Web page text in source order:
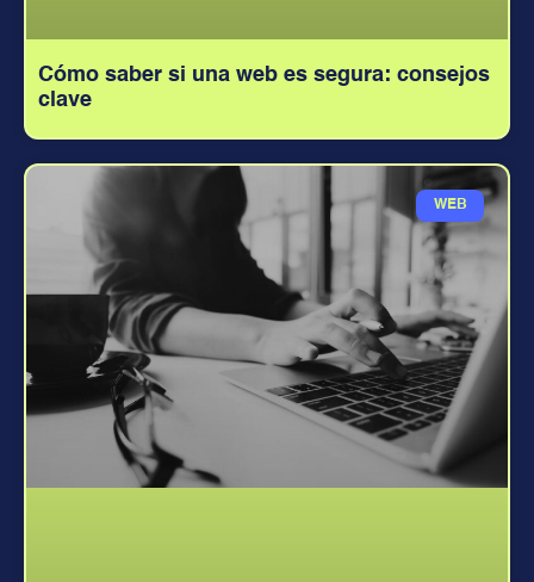
Cómo saber si una web es segura: consejos
clave
WEB